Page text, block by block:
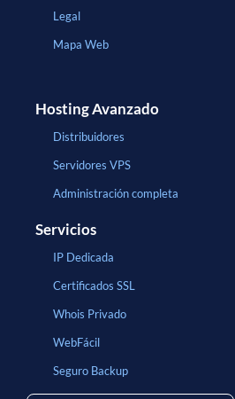
Legal
Mapa Web
Hosting Avanzado
Distribuidores
Servidores VPS
Administración completa
Servicios
IP Dedicada
Certificados SSL
Whois Privado
WebFácil
Seguro Backup